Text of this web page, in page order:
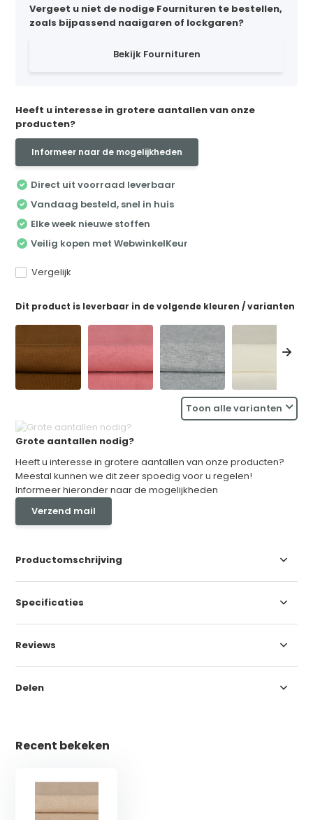
Vergeet u niet de nodige Fournituren te bestellen,
zoals bijpassend naaigaren of lockgaren?
Bekijk Fournituren
Heeft u interesse in grotere aantallen van onze
producten?
Informeer naar de mogelijkheden
Direct uit voorraad leverbaar
Vandaag besteld, snel in huis
Elke week nieuwe stoffen
Veilig kopen met WebwinkelKeur
Vergelijk
Dit product is leverbaar in de volgende kleuren / varianten
Toon alle varianten
Grote aantallen nodig?
Heeft u interesse in grotere aantallen van onze producten?
Meestal kunnen we dit zeer spoedig voor u regelen!
Informeer hieronder naar de mogelijkheden
Verzend mail
Productomschrijving
Specificaties
Reviews
Delen
Recent bekeken